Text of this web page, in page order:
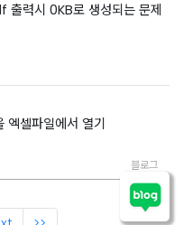
력시 0KB로 생성되는 문제
셀파일에서 열기
블로그